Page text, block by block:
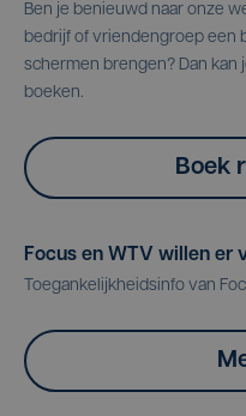
Ben je benieuwd naar onze
bedrijf of vriendengroep een
schermen brengen? Dan
boeken.
Boek
Focus en WTV willen er
Toegankelijkheidsinfo van